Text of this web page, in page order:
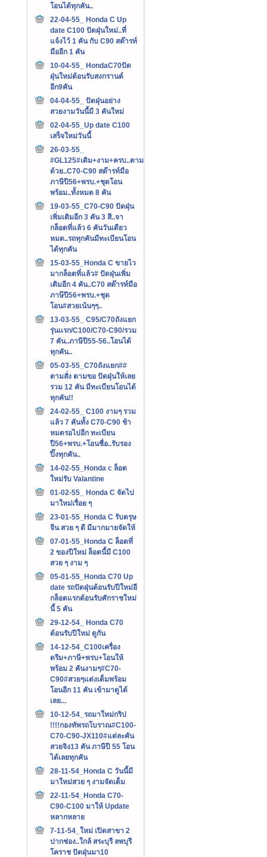
โอนได้ทุกคัน..
22-04-55_ Honda C Up
date C100 ปัดฝุ่นใหม่..ที่
แจ้งไว้ 1 คัน กับ C90 สต๊ารท์
มืออีก 1 คัน
10-04-55_ HondaC70ปัด
ฝุ่นใหม่ต้อนรับสงกรานต์
อีก9คัน
04-04-55_ ปัดฝุ่นอย่าง
สวยงามวันนี้มี 3 คันใหม่
02-04-55_Up date C100
เสร็จใหม่วันนี้
26-03-55_
#GL125#เดิม+งาม+ครบ..ตาม
ด้วย..C70-C90 สต๊ารท์มือ
ภาษีปี56+พรบ.+ชุดโอน
พร้อม..ทั้งหมด 8 คัน
19-03-55_C70-C90 ปัดฝุ่น
เพิ่มเติมอีก 3 คัน 3 สี..จา
กล็อตที่แล้ว 6 คันวันเดียว
หมด..รถทุกคันมีทะเบียนโอน
ได้ทุกคัน
15-03-55_Honda C ขายไว
มากล็อตที่แล้ว# ปัดฝุ่นเพิ่ม
เติมอีก 4 คัน..C70 สต๊ารท์มือ
ภาษ๊ปี56+พรบ.+ชุด
โอน#สวยเน้นๆๆ..
13-03-55_ C95/C70ถังแยก
รุ่นเเรก/C100/C70-C90/รวม
7 คัน..ภาษีปี55-56..โอนได้
ทุกคัน..
05-03-55_C70ถังแยก##
ตามสั่ง ตามขอ ปัดฝุ่นให้เลย
รวม 12 คัน มีทะเบียนโอนได้
ทุกคัน!!
24-02-55_ C100 งามๆ รวม
แล้ว 7 คันทั้ง C70-C90 ช้า
หมดรอไปอีก ทะเบียน
ปี56+พรบ.+โอนชื่อ..รับรอง
ปิ๊งทุกคัน..
14-02-55_Honda c ล็อต
ใหม่รับ Valantine
01-02-55_ Honda C จัดไป
มาใหม่เรื่อย ๆ
23-01-55_Honda C รับตรุษ
จีน สวย ๆ ดี มีมากมายจัดให้
07-01-55_Honda C ล็อตที่
2 ของปีใหม่ ล็อตนี้มี C100
สวย ๆ งาม ๆ
05-01-55_Honda C70 Up
date รถปัดฝุ่นต้อนรับปีใหม่อี
กล็อตแรกต้อนรับศักราชใหม่
นี้ 5 คัน
29-12-54_ Honda C70
ต้อนรับปีใหม่ ดูกัน
14-12-54_C100เครื่อง
ดรีม+ภาษี+พรบ+โอนให้
พร้อม 2 คันงามๆ#C70-
C90#สวยๆแต่งเต็มพร้อม
โอนอีก 11 คัน เข้ามาดูได้
เลย...
10-12-54_รถมาใหม่กริป
!!!!กองทัพรถโบราณ#C100-
C70-C90-JX110#แต่ละคัน
สวยจิง13 คัน ภาษีปี 55 โอน
ได้เลยทุกคัน
28-11-54_Honda C วันนี้มี
มาใหม่สวย ๆ งามจัดเต็ม
22-11-54_Honda C70-
C90-C100 มาให้ Update
หลากหลาย
7-11-54_ใหม่ เปิดสาขา 2
ปากช่อง..ใกล้ สระบุรี ลพบุรี
โคราช ปัดฝุ่นมา10